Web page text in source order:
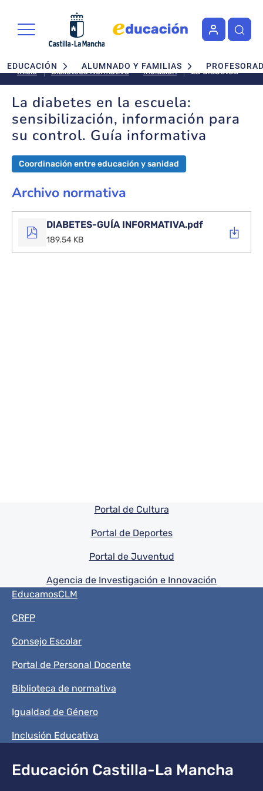
Navegación principal
EDUCACIÓN ALUMNADO Y FAMILIAS
Inicio Biblioteca Normativa Inclusión
La diabetes
en la
sensibilización,
información
para su
La diabetes en la escuela:
sensibilización, información para
su control. Guía informativa
Coordinación entre educación y sanidad
Archivo normativa
DIABETES-GUÍA INFORMATIVA.pdf
189.54 KB
Pie de pagina información
Portal de Cultura
Portal de Deportes
Portal de Juventud
Agencia de Investigación e Innovación
Menú del pie
EducamosCLM
CRFP
Consejo Escolar
Portal de Personal Docente
Biblioteca de normativa
Igualdad de Género
Inclusión Educativa
Educación Castilla-La Mancha